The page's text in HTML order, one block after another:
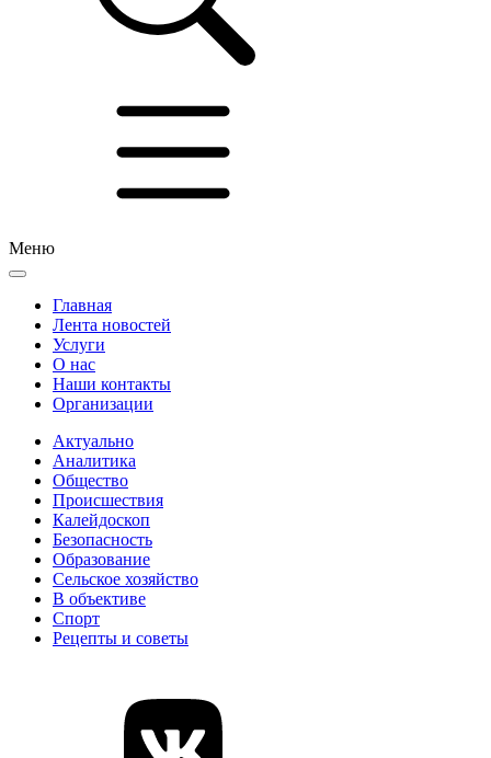
Меню
Главная
Лента новостей
Услуги
О нас
Наши контакты
Организации
Актуально
Аналитика
Общество
Происшествия
Калейдоскоп
Безопасность
Образование
Сельское хозяйство
В объективе
Спорт
Рецепты и советы